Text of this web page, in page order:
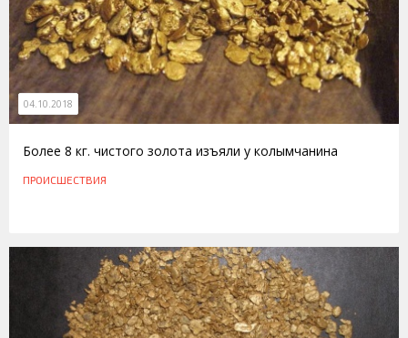
04.10.2018
Более 8 кг. чистого золота изъяли у колымчанина
ПРОИСШЕСТВИЯ